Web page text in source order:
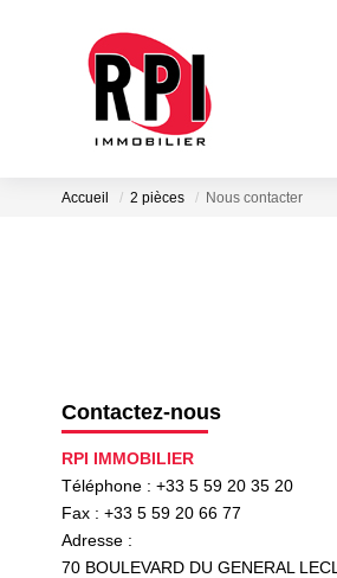
Accueil 2 pièces Nous contacter
Contactez-nous
RPI IMMOBILIER
Téléphone : +33 5 59 20 35 20
Fax : +33 5 59 20 66 77
Adresse :
70 BOULEVARD DU GENERAL